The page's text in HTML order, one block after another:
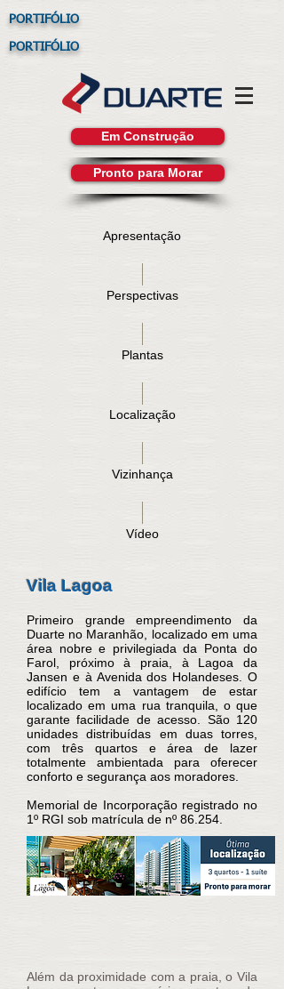
PORTIFÓLIO
PORTIFÓLIO
Em Construção
Pronto para Morar
Apresentação
Perspectivas
Plantas
Localização
Vizinhança
Vídeo
Vila Lagoa
Primeiro grande empreendimento da
Duarte no Maranhão, localizado em uma
área nobre e privilegiada da Ponta do
Farol, próximo à praia, à Lagoa da
Jansen e à Avenida dos Holandeses. O
edifício tem a vantagem de estar
localizado em uma rua tranquila, o que
garante facilidade de acesso. São 120
unidades distribuídas em duas torres,
com três quartos e área de lazer
totalmente ambientada para oferecer
conforto e segurança aos moradores.
Memorial de Incorporação registrado no
1º RGI sob matrícula de nº 86.254.
Além da proximidade com a praia, o Vila